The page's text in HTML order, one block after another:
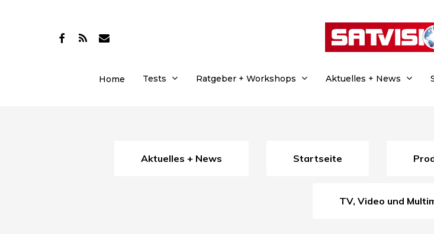
facebook
RSS email
Home Tests Ratgeber + Workshops Aktuelles + News
Aktuelles + News Startseite
TV, Video und